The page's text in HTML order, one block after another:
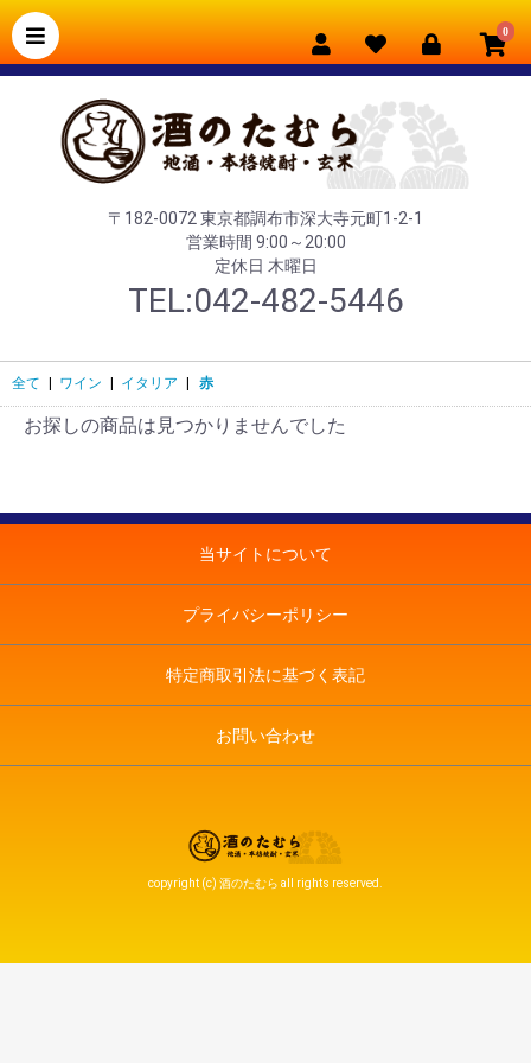
0
〒182-0072 東京都調布市深大寺元町1-2-1
営業時間 9:00～20:00
定休日 木曜日
TEL:042-482-5446
全て ワイン イタリア 赤
お探しの商品は見つかりませんでした
当サイトについて
プライバシーポリシー
特定商取引法に基づく表記
お問い合わせ
copyright (c) 酒のたむら all rights reserved.